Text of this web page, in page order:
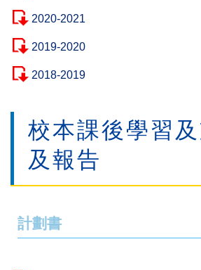
2020-2021
2019-2020
2018-2019
校本課後學習
及報告
計劃書